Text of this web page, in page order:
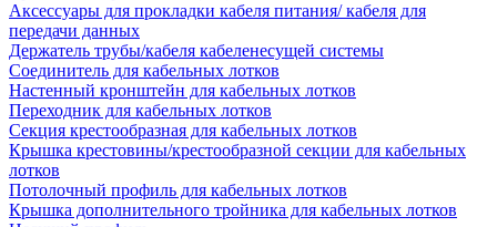
Аксессуары для прокладки кабеля питания/ кабеля для
передачи данных
Держатель трубы/кабеля кабеленесущей системы
Соединитель для кабельных лотков
Настенный кронштейн для кабельных лотков
Переходник для кабельных лотков
Секция крестообразная для кабельных лотков
Крышка крестовины/крестообразной секции для кабельных
лотков
Потолочный профиль для кабельных лотков
Крышка дополнительного тройника для кабельных лотков